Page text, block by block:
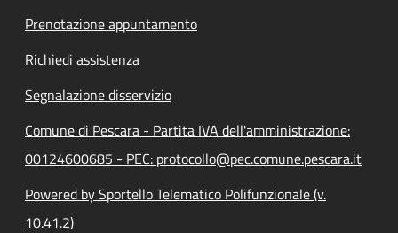
Prenotazione appuntamento
Richiedi assistenza
Segnalazione disservizio
Comune di Pescara - Partita IVA dell'amministrazione:
00124600685 - PEC: protocollo@pec.comune.pescara.it
Powered by Sportello Telematico Polifunzionale (v.
10.41.2)